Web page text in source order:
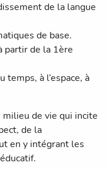
de la langue
de base.
partir de la 1ère
temps, à l’espace, à
milieu de vie qui incite
de la
en y intégrant les